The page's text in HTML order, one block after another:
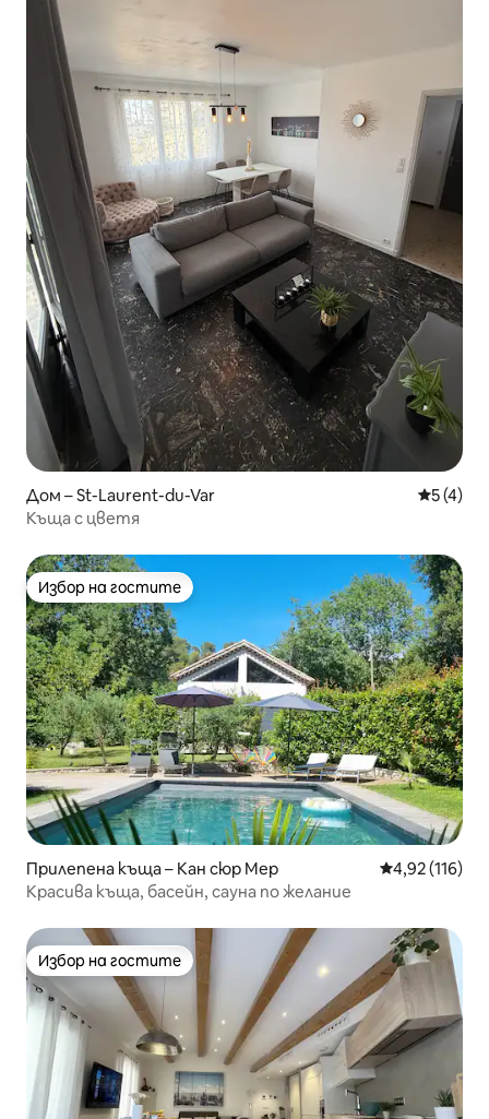
Дом – St-Laurent-du-Var Средна
5 (4)
Къща с цветя
Избор на гостите
Избор на гостите
Прилепена къща – Кан сюр Мер Средна
4,92 (116)
Красива къща, басейн, сауна по желание
Избор на гостите
Избор на гостите